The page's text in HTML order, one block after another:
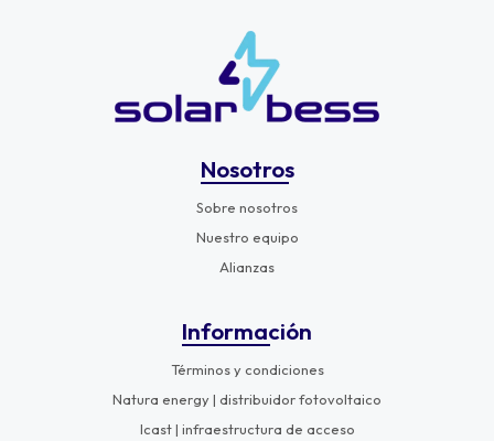
Nosotros
Sobre nosotros
Nuestro equipo
Alianzas
Información
Términos y condiciones
Natura energy | distribuidor fotovoltaico
Icast | infraestructura de acceso